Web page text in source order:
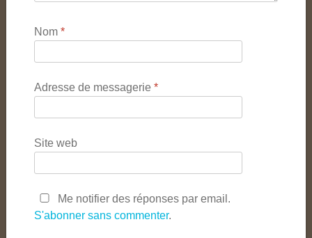
Nom *
Adresse de messagerie *
Site web
Me notifier des réponses par email.
S'abonner sans commenter.